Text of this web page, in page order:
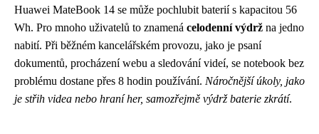
Huawei MateBook 14 se může pochlubit baterií s kapacitou 56
Wh. Pro mnoho uživatelů to znamená celodenní výdrž na jedno
nabití. Při běžném kancelářském provozu, jako je psaní
dokumentů, procházení webu a sledování videí, se notebook bez
problému dostane přes 8 hodin používání. Náročnější úkoly, jako
je střih videa nebo hraní her, samozřejmě výdrž baterie zkrátí.